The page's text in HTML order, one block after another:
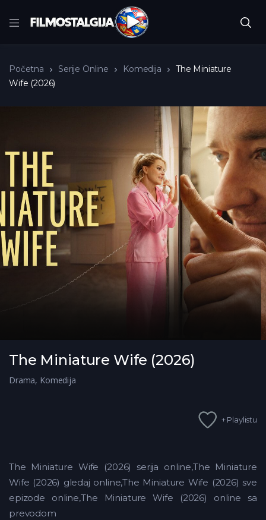
Početna Serije Online Komedija
The Miniature
Wife (2026)
The Miniature Wife (2026)
Drama, Komedija
+ Playlistu
The Miniature Wife (2026) serija online,The Miniature
Wife (2026) gledaj online,The Miniature Wife (2026) sve
epizode online,The Miniature Wife (2026) online sa
prevodom